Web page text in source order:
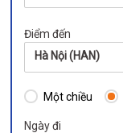
Điểm đến
Hà Nội (HAN)
Một chiều
Ngày đi